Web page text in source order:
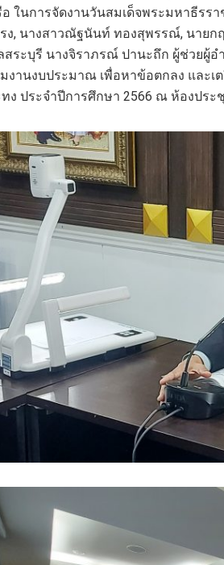
ในการจัดงานวันสมเด็จพระมหาธีรร
ง, นางสาวณัฐนันท์ ทองสุพรรณ์, นาย
สระบุรี นางจิราภรณ์ ปานะถึก ผู้ช่วย
งานงบประมาณ เพื่อหาข้อตกลง และเ
ง ประจำปีการศึกษา 2566 ณ ห้องประ